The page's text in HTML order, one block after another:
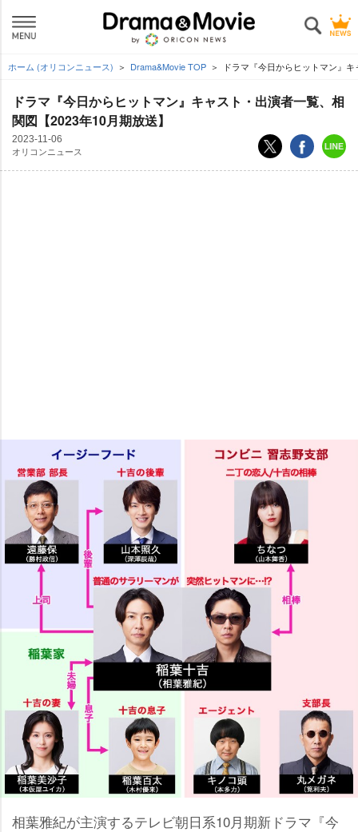
ホーム (オリコンニュース) Drama&Movie TOP ドラマ『今日からヒットマン』
ドラマ『今日からヒットマン』キャスト・出演者一覧、相
関図【2023年10月期放送】
2023-11-06
オリコンニュース
相葉雅紀が主演するテレビ朝日系10月期新ドラマ『今